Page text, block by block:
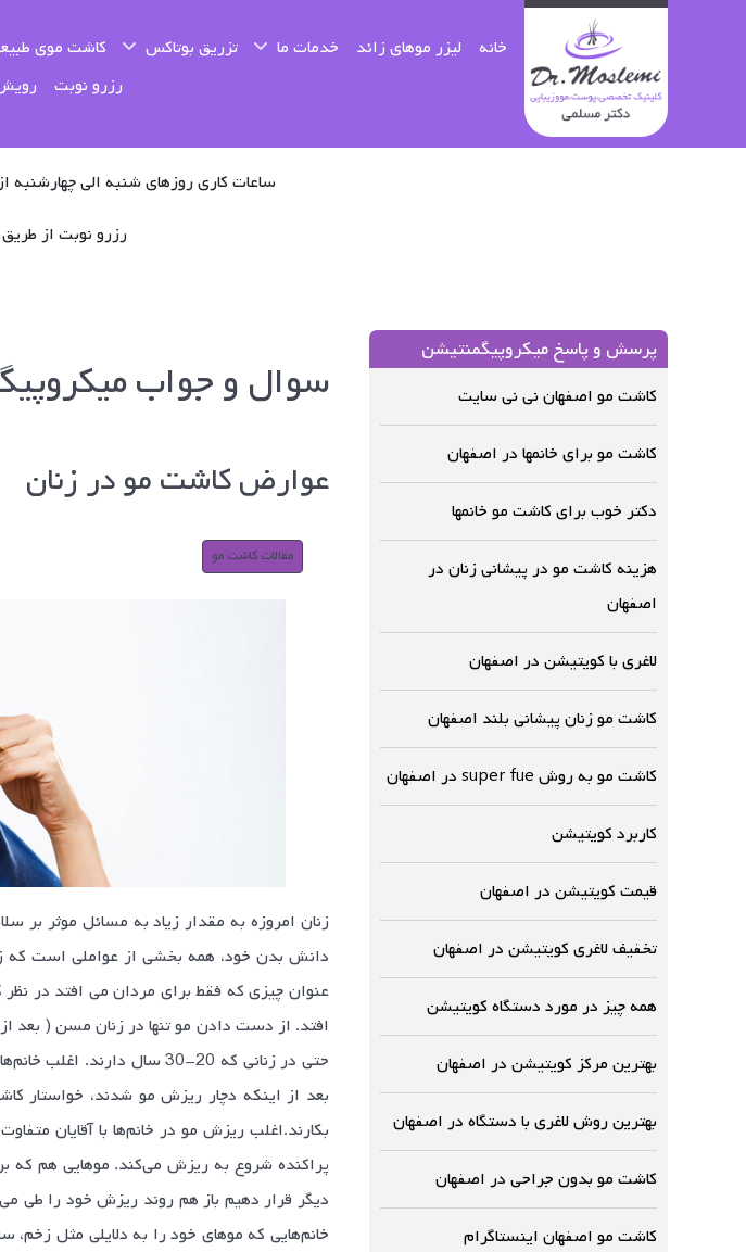
خانه لیزر موهای زائد خدمات ما تزریق بوتاکس کاشت موی
رزرو نوبت
ساعات کاری روزهای شنبه الی چهارشنبه از ساعت 10 صبح الی
رزرو نوبت از
پرسش و پاسخ میکروپیگمنتیشن
کاشت مو اصفهان نی نی سایت
کاشت مو برای خانمها در اصفهان
دکتر خوب برای کاشت مو خانمها
هزینه کاشت مو در پیشانی زنان در
اصفهان
لاغری با کویتیشن در اصفهان
کاشت مو زنان پیشانی بلند اصفهان
کاشت مو به روش super fue در اصفهان
کاربرد کویتیشن
قیمت کویتیشن در اصفهان
تخفیف لاغری کویتیشن در اصفهان
همه چیز در مورد دستگاه کویتیشن
بهترین مرکز کویتیشن در اصفهان
بهترین روش لاغری با دستگاه در اصفهان
کاشت مو بدون جراحی در اصفهان
کاشت مو اصفهان اینستاگرام
سوال و جواب
عوارض کاشت مو در زنان
مقالات کاشت مو
زنان امروزه به مقدار زیاد به مسائل موثر
دانش بدن خود، همه بخشی از عواملی است که
افتد. از دست دادن مو تنها در زنان مسن ( بعد
حتی در زنانی که 20-30 سال
بعد از اینکه دچار ریزش مو شدند، خواستار
بکارند.اغلب ریزش مو در خانم‌ها با آقایان
پراکنده شروع به ریزش می‌کند. موهایی هم که
دیگر قرار دهیم باز هم روند ریزش خود را طی
خانم‌هایی که موهای خود را به دلایلی مثل زخم،